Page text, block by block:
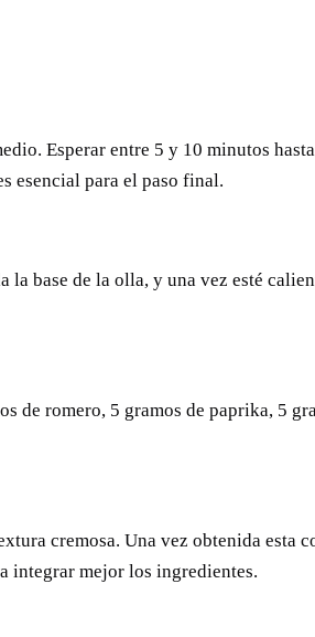
Esperar entre 5 y 10 minutos
esencial para el paso final.
base de la olla, y una vez esté
de romero, 5 gramos de paprika, 5
cremosa. Una vez obtenida esta
integrar mejor los ingredientes.